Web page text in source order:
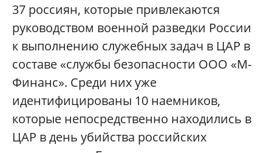
37 россиян, которые привлекаются
руководством военной разведки России
к выполнению служебных задач в ЦАР в
составе «службы безопасности ООО «М-
Финанс». Среди них уже
идентифицированы 10 наемников,
которые непосредственно находились в
ЦАР в день убийства российских